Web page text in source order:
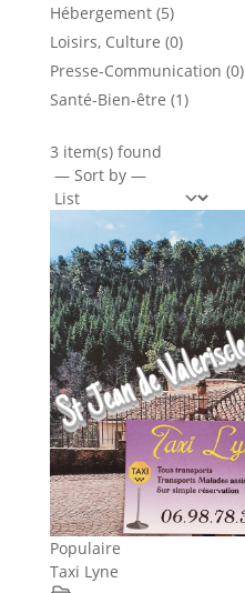
Hébergement (5)
Loisirs, Culture (0)
Presse-Communication (0)
Santé-Bien-être (1)
3 item(s) found
Populaire
Taxi Lyne